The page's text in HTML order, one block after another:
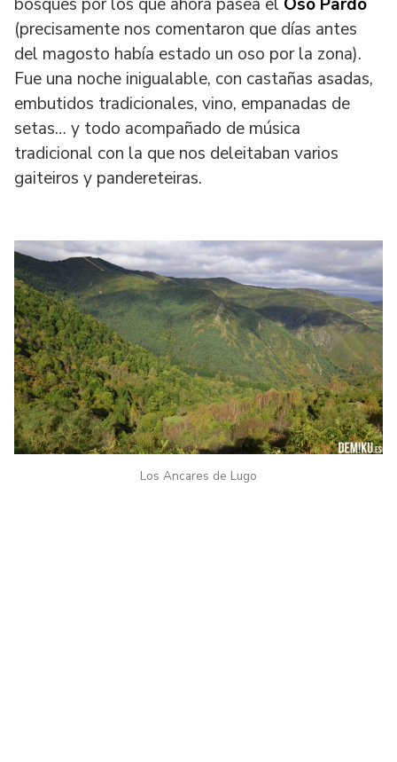
(precisamente nos comentaron que días antes
del magosto había estado un oso por la zona).
Fue una noche inigualable, con castañas asadas,
embutidos tradicionales, vino, empanadas de
setas… y todo acompañado de música
tradicional con la que nos deleitaban varios
gaiteiros y pandereteiras.
Los Ancares de Lugo